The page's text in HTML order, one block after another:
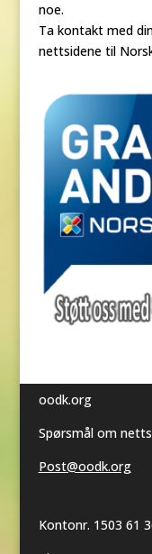
noe.
Ta kontakt med
nettsidene til
oodk.org
Spørsmål om
Post@oodk.org
Kontonr. 1503 61